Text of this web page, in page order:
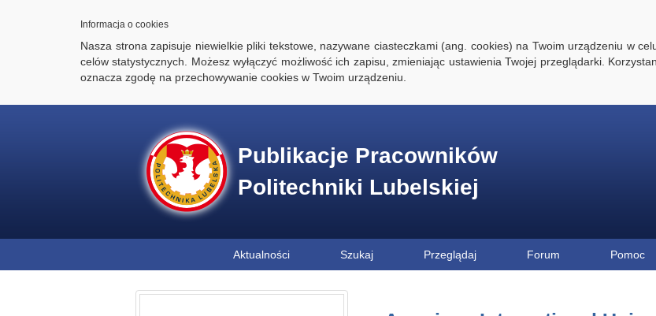
Informacja o cookies
Nasza strona zapisuje niewielkie pliki tekstowe, nazywane ciasteczkami (ang. cookies) na Twoim urządzeniu w
celów statystycznych. Możesz wyłączyć możliwość ich zapisu, zmieniając ustawienia Twojej przeglądarki.
oznacza zgodę na przechowywanie cookies w Twoim urządzeniu.
Publikacje Pracowników
Politechniki Lubelskiej
Aktualności Szukaj Przeglądaj Forum Pomoc